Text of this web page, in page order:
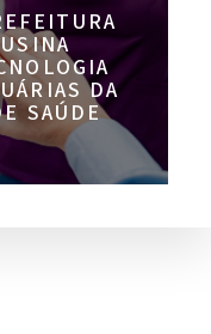
DA
SAÚDE